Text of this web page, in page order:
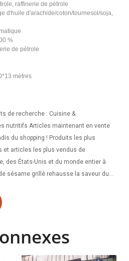
raffinerie de pétrole
d'huile d'arachide/coton/tournesol/soja,
%
de pétrole
mètres
de recherche : Cuisine &
nutritifs Articles maintenant en vente
du shopping ! Produits les plus
et articles les plus vendus de
des États-Unis et du monde entier à
sésame grillé rehausse la saveur du
l'huile de sésame grillé EDEN, les
nettoyées, rôties lentement dans
pour extraire l'huile.